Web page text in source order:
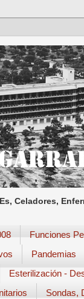
Celadores,
Funciones
Pandemias
Esterilización -
Sondas,